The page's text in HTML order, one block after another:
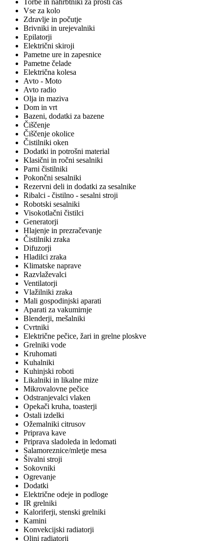
Torbe in nahrbtniki za prosti čas
Vse za kolo
Zdravlje in počutje
Brivniki in urejevalniki
Epilatorji
Električni skiroji
Pametne ure in zapesnice
Pametne čelade
Električna kolesa
Avto - Moto
Avto radio
Olja in maziva
Dom in vrt
Bazeni, dodatki za bazene
Čiščenje
Čiščenje okolice
Čistilniki oken
Dodatki in potrošni material
Klasični in ročni sesalniki
Parni čistilniki
Pokončni sesalniki
Rezervni deli in dodatki za sesalnike
Ribalci - čistilno - sesalni stroji
Robotski sesalniki
Visokotlačni čistilci
Generatorji
Hlajenje in prezračevanje
Čistilniki zraka
Difuzorji
Hladilci zraka
Klimatske naprave
Razvlaževalci
Ventilatorji
Vlažilniki zraka
Mali gospodinjski aparati
Aparati za vakumirnje
Blenderji, mešalniki
Cvrtniki
Električne pečice, žari in grelne ploskve
Grelniki vode
Kruhomati
Kuhalniki
Kuhinjski roboti
Likalniki in likalne mize
Mikrovalovne pečice
Odstranjevalci vlaken
Opekači kruha, toasterji
Ostali izdelki
Ožemalniki citrusov
Priprava kave
Priprava sladoleda in ledomati
Salamoreznice/mletje mesa
Šivalni stroji
Sokovniki
Ogrevanje
Dodatki
Električne odeje in podloge
IR grelniki
Kaloriferji, stenski grelniki
Kamini
Konvekcijski radiatorji
Oljni radiatorji